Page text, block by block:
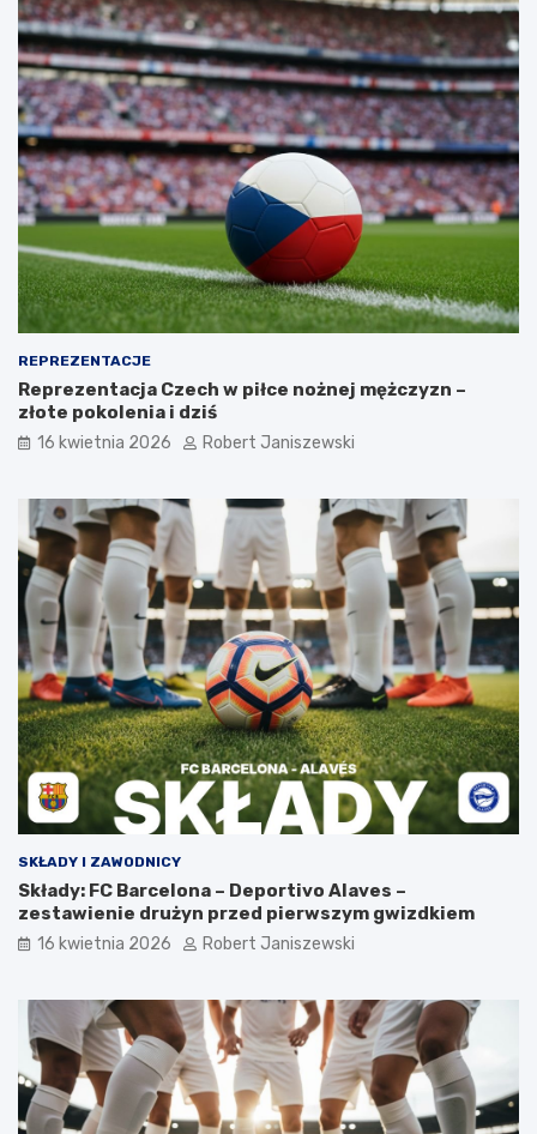
REPREZENTACJE
Reprezentacja Czech w piłce nożnej mężczyzn –
złote pokolenia i dziś
16 kwietnia 2026 Robert Janiszewski
SKŁADY I ZAWODNICY
Składy: FC Barcelona – Deportivo Alaves –
zestawienie drużyn przed pierwszym gwizdkiem
16 kwietnia 2026 Robert Janiszewski